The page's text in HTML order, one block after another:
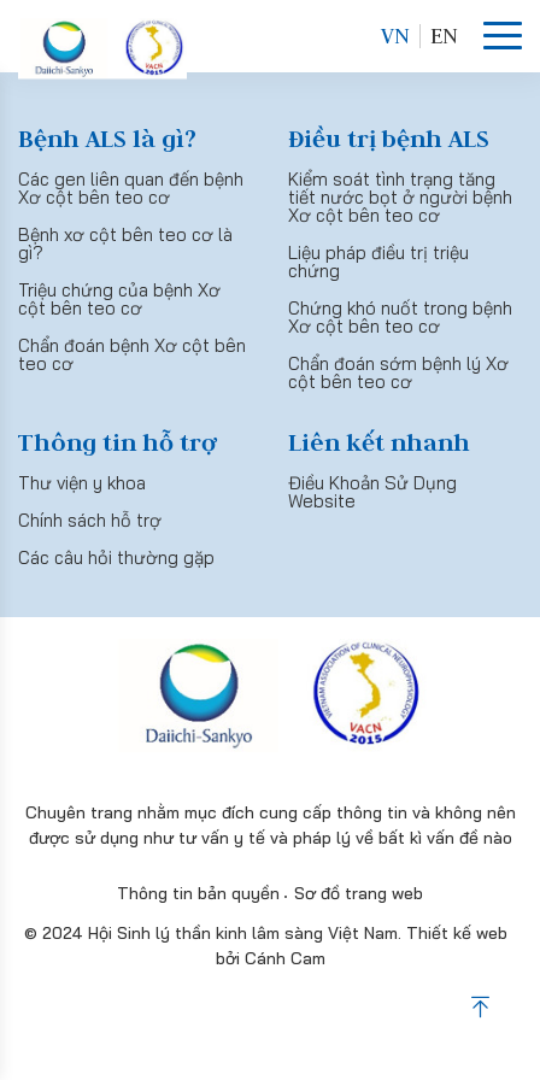
VN EN
Bệnh ALS là gì?
Các gen liên quan đến bệnh
Xơ cột bên teo cơ
Bệnh xơ cột bên teo cơ là
gì?
Triệu chứng của bệnh Xơ
cột bên teo cơ
Chẩn đoán bệnh Xơ cột bên
teo cơ
Điều trị bệnh ALS
Kiểm soát tình trạng tăng
tiết nước bọt ở người bệnh
Xơ cột bên teo cơ
Liệu pháp điều trị triệu
chứng
Chứng khó nuốt trong bệnh
Xơ cột bên teo cơ
Chẩn đoán sớm bệnh lý Xơ
cột bên teo cơ
Thông tin hỗ trợ
Thư viện y khoa
Chính sách hỗ trợ
Các câu hỏi thường gặp
Liên kết nhanh
Điều Khoản Sử Dụng
Website
Chuyên trang nhằm mục đích cung cấp thông tin và không nên
được sử dụng như tư vấn y tế và pháp lý về bất kì vấn đề nào
Thông tin bản quyền
Sơ đồ trang web
© 2024 Hội Sinh lý thần kinh lâm sàng Việt Nam. Thiết kế web
bởi Cánh Cam